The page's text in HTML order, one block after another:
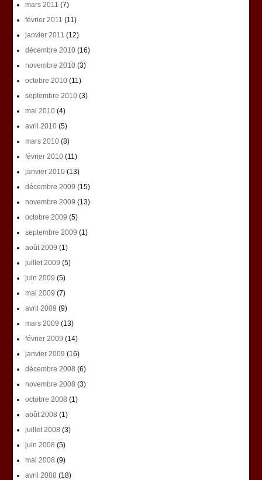
mars 2011 (7)
février 2011 (11)
janvier 2011 (12)
décembre 2010(16)
novembre 2010(3)
octobre 2010(11)
septembre 2010(3)
mai 2010(4)
avril 2010(5)
mars 2010(8)
février 2010(11)
janvier 2010(13)
décembre 2009 (15)
novembre 2009 (13)
octobre 2009 (5)
septembre 2009 (1)
août 2009 (1)
juillet 2009 (5)
juin 2009 (5)
mai 2009 (7)
avril 2009 (9)
mars 2009 (13)
février 2009 (14)
janvier 2009 (16)
décembre 2008 (6)
novembre 2008 (3)
octobre 2008 (1)
août 2008 (1)
juillet 2008 (3)
juin 2008 (5)
mai 2008 (9)
avril 2008 (18)